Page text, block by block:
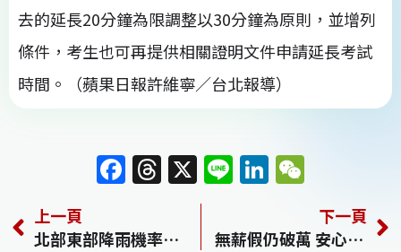
去的延長20分鐘為限調整以30分鐘為原則，並增列
條件，考生也可再提供相關證明文件申請延長考試
時間。（蘋果日報許維寧／台北報導）
F
a
c
T
h
re
X Li
n
e
Li
n
k C
上一頁
北部東部降雨機率漸增 早晚涼中南部溫差大
下一頁
無薪假仍破萬 安心就業延至明年